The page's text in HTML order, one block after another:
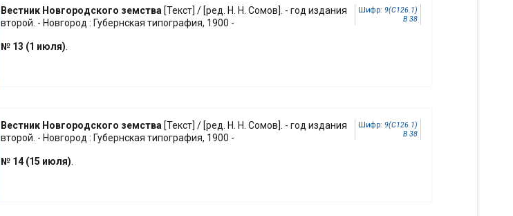
Шифр: 9(С126.1)
В 38
Вестник Новгородского земства [Текст] / [ред. Н. Н. Сомов]. - год издания
второй. - Новгород : Губернская типография, 1900 -
№ 13 (1 июля)
Шифр: 9(С126.1)
В 38
Вестник Новгородского земства [Текст] / [ред. Н. Н. Сомов]. - год издания
второй. - Новгород : Губернская типография, 1900 -
№ 14 (15 июля)